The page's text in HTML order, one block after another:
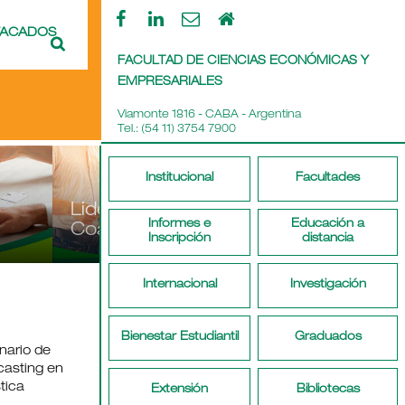
FACULTAD DE CIENCIAS ECONÓMICAS Y
EMPRESARIALES
Viamonte 1816 - CABA - Argentina
Tel.: (54 11) 3754 7900
Institucional Facultades
Informes e
Inscripción
Educación a
distancia
Internacional Investigación
Bienestar Estudiantil Graduados
Extensión Bibliotecas
Y
Todos
Digital
de
en